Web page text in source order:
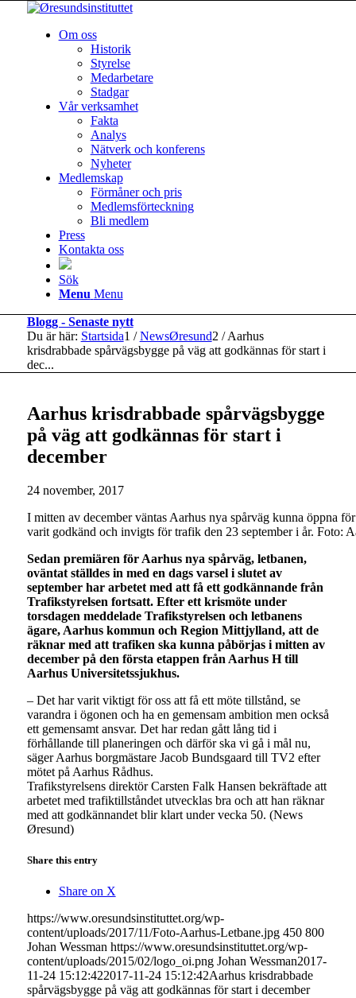
Om oss
Historik
Styrelse
Medarbetare
Stadgar
Vår verksamhet
Fakta
Analys
Nätverk och konferens
Nyheter
Medlemskap
Förmåner och pris
Medlemsförteckning
Bli medlem
Press
Kontakta oss
Sök
Menu Menu
Blogg - Senaste nytt
Du är här: Startsida1 / NewsØresund2 / Aarhus
krisdrabbade spårvägsbygge på väg att godkännas för start i
dec...
Aarhus krisdrabbade spårvägsbygge
på väg att godkännas för start i
december
24 november, 2017
I mitten av december väntas Aarhus nya spårväg kunna öppna
varit godkänd och invigts för trafik den 23 september i år. Foto:
Sedan premiären för Aarhus nya spårväg, letbanen,
oväntat ställdes in med en dags varsel i slutet av
september har arbetet med att få ett godkännande från
Trafikstyrelsen fortsatt. Efter ett krismöte under
torsdagen meddelade Trafikstyrelsen och letbanens
ägare, Aarhus kommun och Region Mittjylland, att de
räknar med att trafiken ska kunna påbörjas i mitten av
december på den första etappen från Aarhus H till
Aarhus Universitetssjukhus.
– Det har varit viktigt för oss att få ett möte tillstånd, se
varandra i ögonen och ha en gemensam ambition men också
ett gemensamt ansvar. Det har redan gått lång tid i
förhållande till planeringen och därför ska vi gå i mål nu,
säger Aarhus borgmästare Jacob Bundsgaard till TV2 efter
mötet på Aarhus Rådhus.
Trafikstyrelsens direktör Carsten Falk Hansen bekräftade att
arbetet med trafiktillståndet utvecklas bra och att han räknar
med att godkännandet blir klart under vecka 50. (News
Øresund)
Share this entry
Share on X
https://www.oresundsinstituttet.org/wp-
content/uploads/2017/11/Foto-Aarhus-Letbane.jpg 450 800
Johan Wessman https://www.oresundsinstituttet.org/wp-
content/uploads/2015/02/logo_oi.png Johan Wessman2017-
11-24 15:12:422017-11-24 15:12:42Aarhus krisdrabbade
spårvägsbygge på väg att godkännas för start i december